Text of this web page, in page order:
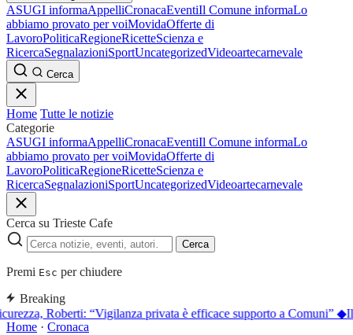
ASUGI informaAppelliCronacaEventiIl Comune informaLo
abbiamo provato per voiMovidaOfferte di
LavoroPoliticaRegioneRicetteScienza e
RicercaSegnalazioniSportUncategorizedVideoartecarnevale
Cerca
Home Tutte le notizie
Categorie
ASUGI informaAppelliCronacaEventiIl Comune informaLo
abbiamo provato per voiMovidaOfferte di
LavoroPoliticaRegioneRicetteScienza e
RicercaSegnalazioniSportUncategorizedVideoartecarnevale
Cerca su Trieste Cafe
Cerca
Premi Esc per chiudere
Breaking
Roberti: “Vigilanza privata è efficace supporto a Comuni”◆Il
Home · Cronaca